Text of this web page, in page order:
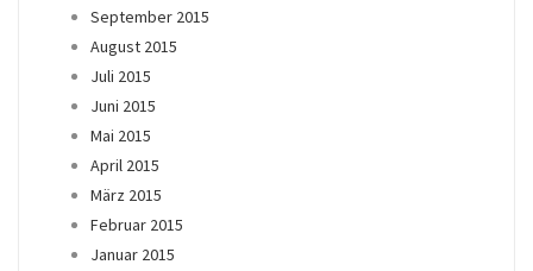
September 2015
August 2015
Juli 2015
Juni 2015
Mai 2015
April 2015
März 2015
Februar 2015
Januar 2015